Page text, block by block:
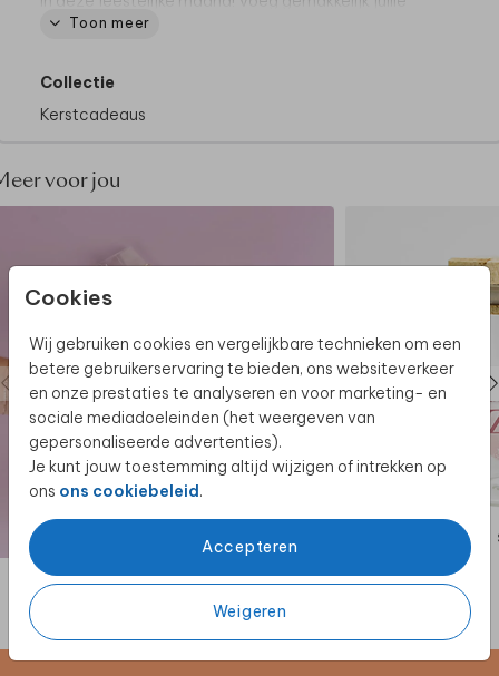
Cookies
Wij gebruiken cookies en vergelijkbare technieken om een
betere gebruikerservaring te bieden, ons websiteverkeer
en onze prestaties te analyseren en voor marketing- en
sociale mediadoeleinden (het weergeven van
gepersonaliseerde advertenties).
Je kunt jouw toestemming altijd wijzigen of intrekken op
ons ons cookiebeleid.
Accepteren
Weigeren
eigen bedrijfslogo toe.
Bestel de adventskalender op tijd, zodat het eerste
Er zitten namelijk 24 Tony Chocolonely mini
vind je in het winkelmandje.
Vragen of wensen? Neem gerust
Toon meer
Collectie
Kerstcadeaus
voor jou